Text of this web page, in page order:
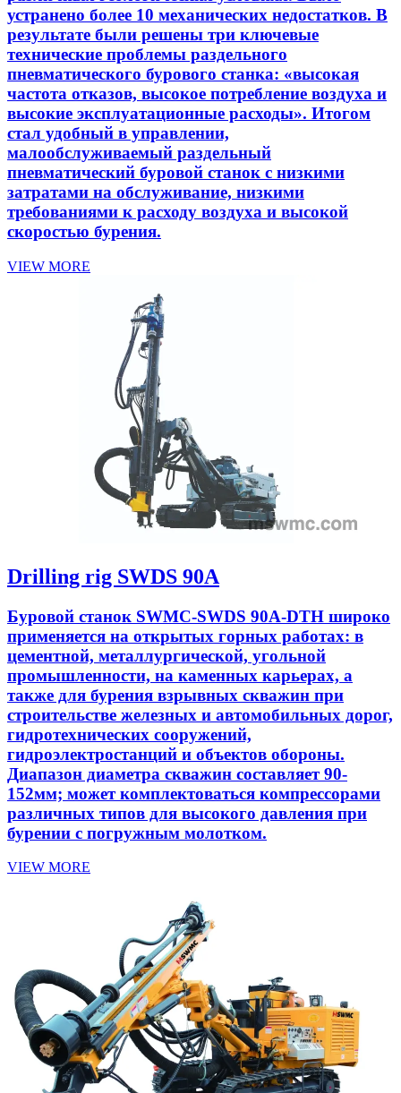
устранено более 10 механических недостатков. В
результате были решены три ключевые
технические проблемы раздельного
пневматического бурового станка: «высокая
частота отказов, высокое потребление воздуха и
высокие эксплуатационные расходы». Итогом
стал удобный в управлении,
малообслуживаемый раздельный
пневматический буровой станок с низкими
затратами на обслуживание, низкими
требованиями к расходу воздуха и высокой
скоростью бурения.
VIEW MORE
Drilling rig SWDS 90A
Буровой станок SWMC-SWDS 90A-DTH широко
применяется на открытых горных работах: в
цементной, металлургической, угольной
промышленности, на каменных карьерах, а
также для бурения взрывных скважин при
строительстве железных и автомобильных дорог,
гидротехнических сооружений,
гидроэлектростанций и объектов обороны.
Диапазон диаметра скважин составляет 90-
152мм; может комплектоваться компрессорами
различных типов для высокого давления при
бурении с погружным молотком.
VIEW MORE